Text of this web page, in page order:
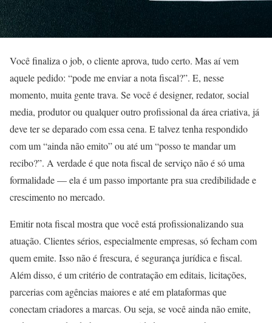
Você finaliza o job, o cliente aprova, tudo certo. Mas aí vem
aquele pedido: “pode me enviar a nota fiscal?”. E, nesse
momento, muita gente trava. Se você é designer, redator, social
media, produtor ou qualquer outro profissional da área criativa, já
deve ter se deparado com essa cena. E talvez tenha respondido
com um “ainda não emito” ou até um “posso te mandar um
recibo?”. A verdade é que nota fiscal de serviço não é só uma
formalidade — ela é um passo importante pra sua credibilidade e
crescimento no mercado.
Emitir nota fiscal mostra que você está profissionalizando sua
atuação. Clientes sérios, especialmente empresas, só fecham com
quem emite. Isso não é frescura, é segurança jurídica e fiscal.
Além disso, é um critério de contratação em editais, licitações,
parcerias com agências maiores e até em plataformas que
conectam criadores a marcas. Ou seja, se você ainda não emite,